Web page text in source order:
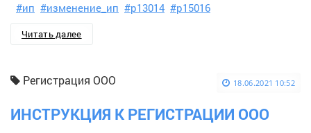
#ип #изменение_ип #р13014 #р15016
Читать далее
Регистрация ООО 18.06.2021 10:52
ИНСТРУКЦИЯ К РЕГИСТРАЦИИ ООО